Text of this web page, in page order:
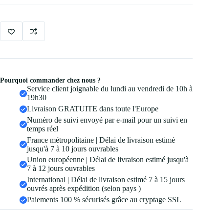
Reutilisables
Pourquoi commander chez nous ?
Service client joignable du lundi au vendredi de 10h à
19h30
Livraison GRATUITE dans toute l'Europe
Numéro de suivi envoyé par e-mail pour un suivi en
temps réel
France métropolitaine | Délai de livraison estimé
jusqu'à 7 à 10 jours ouvrables
Union européenne | Délai de livraison estimé jusqu'à
7 à 12 jours ouvrables
International | Délai de livraison estimé 7 à 15 jours
ouvrés après expédition (selon pays )
Paiements 100 % sécurisés grâce au cryptage SSL